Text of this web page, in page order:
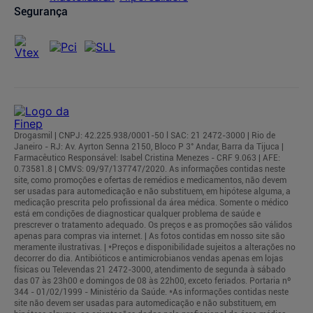
Segurança
Drogasmil | CNPJ: 42.225.938/0001-50 l SAC: 21 2472-3000 | Rio de
Janeiro - RJ: Av. Ayrton Senna 2150, Bloco P 3° Andar, Barra da Tijuca |
Farmacêutico Responsável: Isabel Cristina Menezes - CRF 9.063 | AFE:
0.73581.8 | CMVS: 09/97/137747/2020. As informações contidas neste
site, como promoções e ofertas de remédios e medicamentos, não devem
ser usadas para automedicação e não substituem, em hipótese alguma, a
medicação prescrita pelo profissional da área médica. Somente o médico
está em condições de diagnosticar qualquer problema de saúde e
prescrever o tratamento adequado. Os preços e as promoções são válidos
apenas para compras via internet. | As fotos contidas em nosso site são
meramente ilustrativas. | *Preços e disponibilidade sujeitos a alterações no
decorrer do dia. Antibióticos e antimicrobianos vendas apenas em lojas
físicas ou Televendas 21 2472-3000, atendimento de segunda à sábado
das 07 às 23h00 e domingos de 08 às 22h00, exceto feriados. Portaria nº
344 - 01/02/1999 - Ministério da Saúde. *As informações contidas neste
site não devem ser usadas para automedicação e não substituem, em